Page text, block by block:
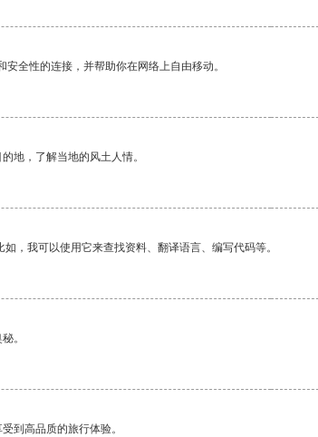
全性的连接，并帮助你在网络上自由移动。
地，了解当地的风土人情。
，我可以使用它来查找资料、翻译语言、编写代码等。
。
到高品质的旅行体验。